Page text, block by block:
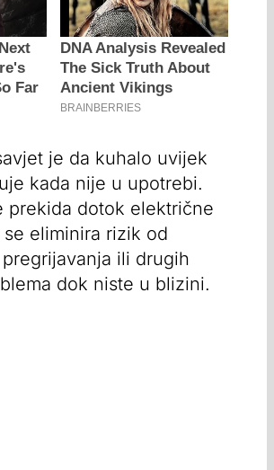
je da kuhalo uvijek
kada nije u upotrebi.
prekida dotok električne
eliminira rizik od
ili drugih
dok niste u blizini.